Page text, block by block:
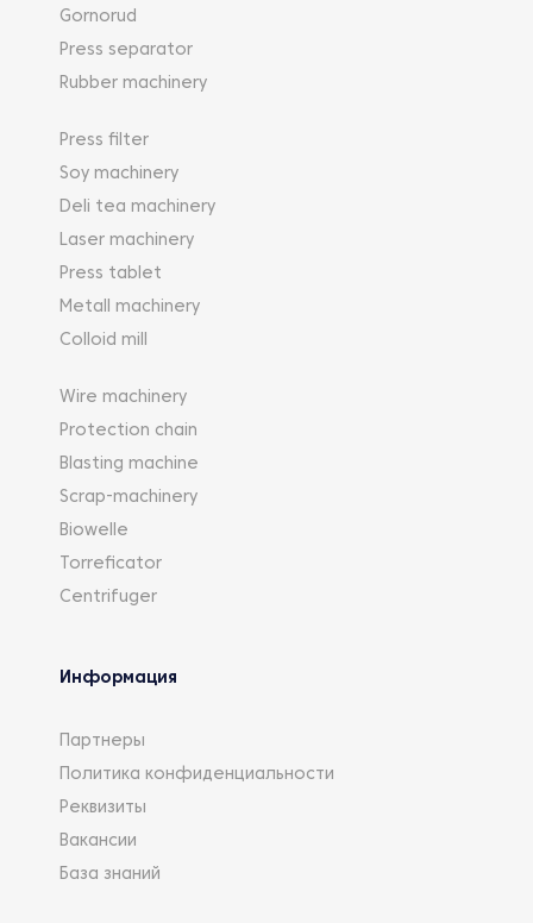
Gornorud
Press separator
Rubber machinery
Press filter
Soy machinery
Deli tea machinery
Laser machinery
Press tablet
Metall machinery
Colloid mill
Wire machinery
Protection chain
Blasting machine
Scrap-machinery
Biowelle
Torreficator
Centrifuger
Информация
Партнеры
Политика конфиденциальности
Реквизиты
Вакансии
База знаний